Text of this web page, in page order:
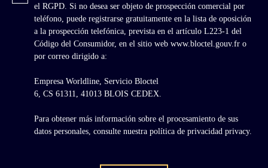
el RGPD. Si no desea ser objeto de prospección comercial por
teléfono, puede registrarse gratuitamente en la lista de oposición
a la prospección telefónica, prevista en el artículo L223-1 del
Código del Consumidor, en el sitio web www.bloctel.gouv.fr o
por correo dirigido a:
Empresa Worldline, Servicio Bloctel
6, CS 61311, 41013 BLOIS CEDEX.
Para obtener más información sobre el procesamiento de sus
datos personales, consulte nuestra política de privacidad privacy.